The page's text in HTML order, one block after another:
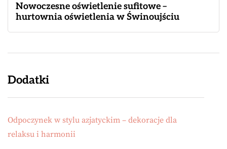
Nowoczesne oświetlenie sufitowe –
hurtownia oświetlenia w Świnoujściu
Dodatki
Odpoczynek w stylu azjatyckim – dekoracje dla
relaksu i harmonii